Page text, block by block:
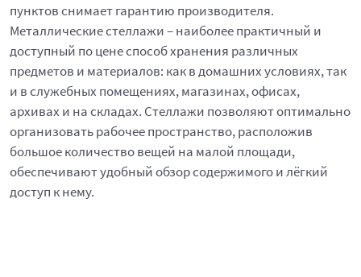
пунктов снимает гарантию производителя.
Металлические стеллажи – наиболее практичный и
доступный по цене способ хранения различных
предметов и материалов: как в домашних условиях, так
и в служебных помещениях, магазинах, офисах,
архивах и на складах. Стеллажи позволяют оптимально
организовать рабочее пространство, расположив
большое количество вещей на малой площади,
обеспечивают удобный обзор содержимого и лёгкий
доступ к нему.